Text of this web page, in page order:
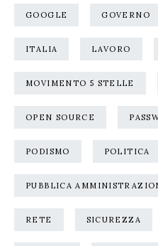
GOOGLE GOVERNO
ITALIA LAVORO
MOVIMENTO 5 STELLE
OPEN SOURCE
PODISMO POLITICA
PUBBLICA
RETE SICUREZZA